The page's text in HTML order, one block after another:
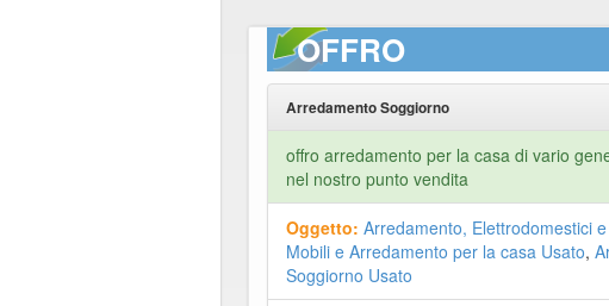
OFFRO
Arredamento Soggiorno
offro arredamento per la casa di vario
nel nostro punto vendita
Oggetto: Arredamento, Elettrodomestici
Mobili e Arredamento per la casa Usato,
Soggiorno Usato